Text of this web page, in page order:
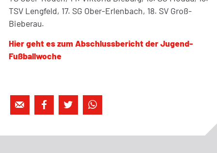
TSV Lengfeld, 17. SG Ober-Erlenbach, 18. SV Groß-
Bieberau.
Hier geht es zum Abschlussbericht der Jugend-
Fußballwoche
   